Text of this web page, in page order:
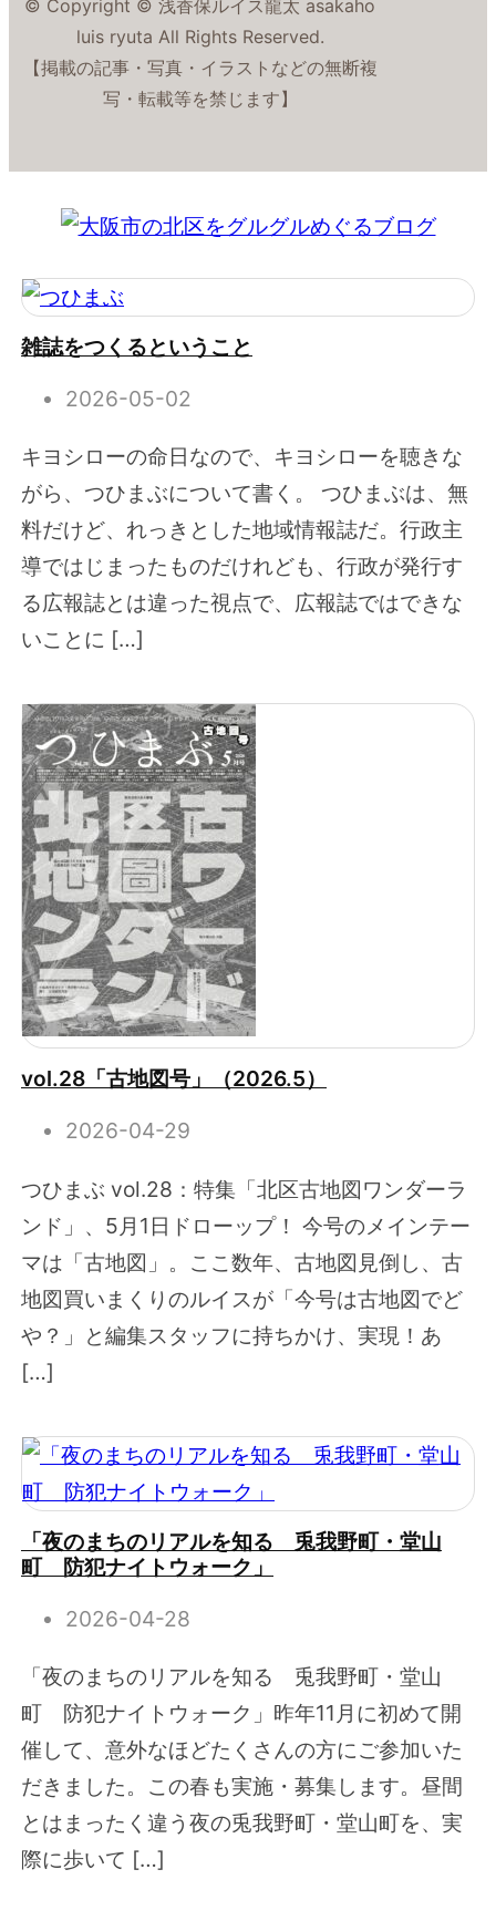
© Copyright © 浅香保ルイス龍太 asakaho
luis ryuta All Rights Reserved.
【掲載の記事・写真・イラストなどの無断複
写・転載等を禁じます】
雑誌をつくるということ
2026-05-02
キヨシローの命日なので、キヨシローを聴きな
がら、つひまぶについて書く。 つひまぶは、無
料だけど、れっきとした地域情報誌だ。行政主
導ではじまったものだけれども、行政が発行す
る広報誌とは違った視点で、広報誌ではできな
いことに […]
vol.28「古地図号」（2026.5）
2026-04-29
つひまぶ vol.28：特集「北区古地図ワンダーラ
ンド」、5月1日ドローップ！ 今号のメインテー
マは「古地図」。ここ数年、古地図見倒し、古
地図買いまくりのルイスが「今号は古地図でど
や？」と編集スタッフに持ちかけ、実現！あ
[…]
「夜のまちのリアルを知る 兎我野町・堂山
町 防犯ナイトウォーク」
2026-04-28
「夜のまちのリアルを知る 兎我野町・堂山
町 防犯ナイトウォーク」昨年11月に初めて開
催して、意外なほどたくさんの方にご参加いた
だきました。この春も実施・募集します。昼間
とはまったく違う夜の兎我野町・堂山町を、実
際に歩いて […]